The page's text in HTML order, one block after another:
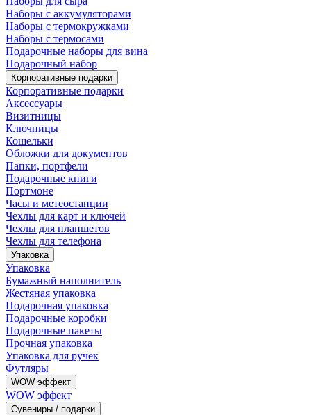
Наборы с аккумуляторами
Наборы с термокружками
Наборы с термосами
Подарочные наборы для вина
Подарочный набор
Корпоративные подарки
Корпоративные подарки
Аксессуары
Визитницы
Ключницы
Кошельки
Обложки для документов
Папки, портфели
Подарочные книги
Портмоне
Часы и метеостанции
Чехлы для карт и ключей
Чехлы для планшетов
Чехлы для телефона
Упаковка
Упаковка
Бумажный наполнитель
Жестяная упаковка
Подарочная упаковка
Подарочные коробки
Подарочные пакеты
Прочная упаковка
Упаковка для ручек
Футляры
WOW эффект
WOW эффект
Сувениры / подарки